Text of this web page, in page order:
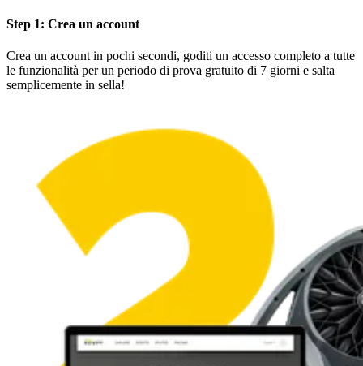
Step 1: Crea un account
Crea un account in pochi secondi, goditi un accesso completo a tutte
le funzionalità per un periodo di prova gratuito di 7 giorni e salta
semplicemente in sella!